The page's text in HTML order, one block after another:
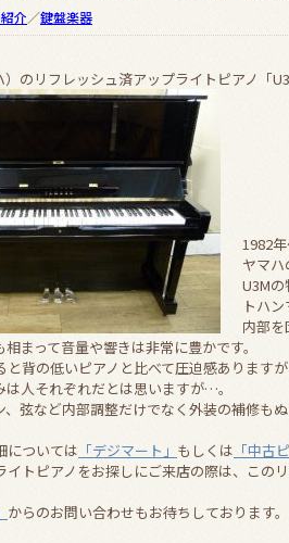
介／鍵盤楽器
）のリフレッシュ済アップライトピアノ「
1982
ヤマハ
U3M
トハ
内部
まって音量や響きは非常に豊かです。
と背の低いピアノと比べて圧迫感あります
は人それぞれだとは思いますが…。
、弦など内部調整だけでなく外装の補修も
については 「デジマート」 もしくは 「中古
イトピアノをお探しにご来店の際は、この
からのお問い合わせもお待ちしております。